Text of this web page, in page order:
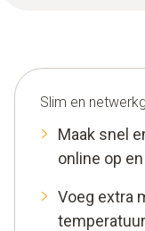
Slim en
Maak snel
online op
Voeg extra